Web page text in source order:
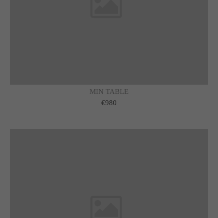
MIN TABLE
€980